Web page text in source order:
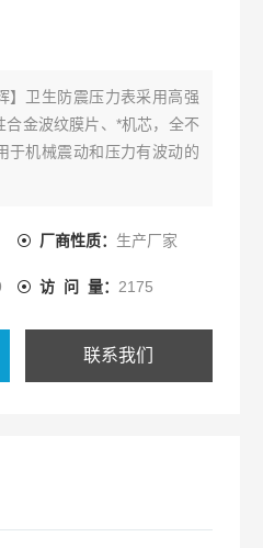
】卫生防震压力表采用高强
合金波纹膜片、*机芯，全不
于机械震动和压力有波动的
厂商性质： 生产厂家
访 问 量： 2175
联系我们